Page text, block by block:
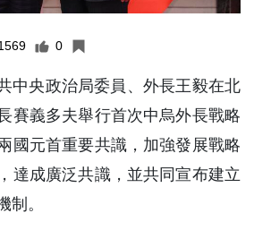
0
中央政治局委員、外長王毅在北
賽義多夫舉行首次中烏外長戰略
國元首重要共識，加強發展戰略
達成廣泛共識，並共同宣布建立
制。